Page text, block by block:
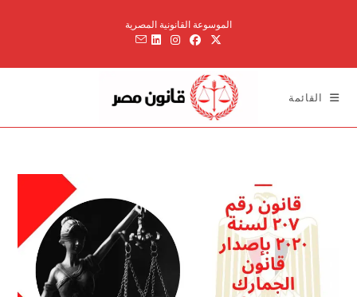
الموسوعة القانونية المصرية
القائمة